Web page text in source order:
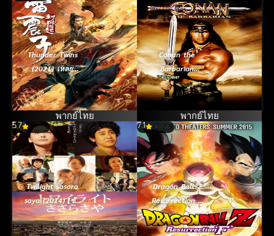
Thunder Twins
(2021) เหลย
เจิ้นจื่อ วีรบุรุษเทพ
สายฟ้า
พากย์ไทย
Conan the
Barbarian
(1982) โคแนน
ยอดคนแดนเถื่อน
พากย์ไทย
5.7
Twilight sasara
saya (2014) [ซับ
ไทย]
7.1
Dragon Ball Z
Resurrection F
(2015) ดราก้อน
บอลแซด เดอะมูฟ